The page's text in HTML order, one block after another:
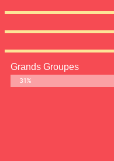
Grands Groupes
31%